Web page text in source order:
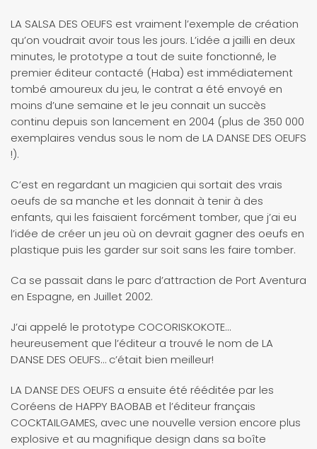
LA SALSA DES OEUFS est vraiment l’exemple de création
qu’on voudrait avoir tous les jours. L’idée a jailli en deux
minutes, le prototype a tout de suite fonctionné, le
premier éditeur contacté (Haba) est immédiatement
tombé amoureux du jeu, le contrat a été envoyé en
moins d’une semaine et le jeu connait un succès
continu depuis son lancement en 2004 (plus de 350 000
exemplaires vendus sous le nom de LA DANSE DES OEUFS
!).
C’est en regardant un magicien qui sortait des vrais
oeufs de sa manche et les donnait à tenir à des
enfants, qui les faisaient forcément tomber, que j’ai eu
l’idée de créer un jeu où on devrait gagner des oeufs en
plastique puis les garder sur soit sans les faire tomber.
Ca se passait dans le parc d’attraction de Port Aventura
en Espagne, en Juillet 2002.
J’ai appelé le prototype COCORISKOKOTE…
heureusement que l’éditeur a trouvé le nom de LA
DANSE DES OEUFS… c’était bien meilleur!
LA DANSE DES OEUFS a ensuite été rééditée par les
Coréens de HAPPY BAOBAB et l’éditeur français
COCKTAILGAMES, avec une nouvelle version encore plus
explosive et au magnifique design dans sa boîte